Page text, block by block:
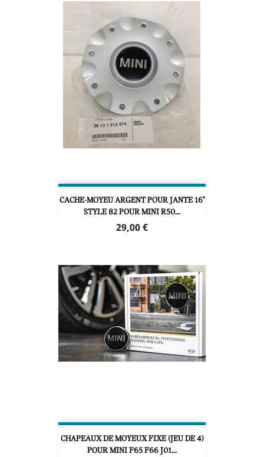
CACHE-MOYEU ARGENT POUR JANTE 16"
STYLE 82 POUR MINI R50...
Prix
29,00 €
CHAPEAUX DE MOYEUX FIXE (JEU DE 4)
POUR MINI F65 F66 J01...